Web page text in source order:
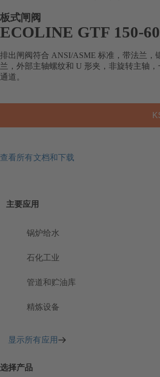
板式闸阀
ECOLINE GTF 150-
排出闸阀符合 ANSI/ASME 标准，带法兰，
兰，外部主轴螺纹和 U 形夹，非旋转主轴
通道。
查看所有文档和下载
主要应用
锅炉给水
石化工业
管道和贮油库
精炼设备
显示所有应用
选择产品